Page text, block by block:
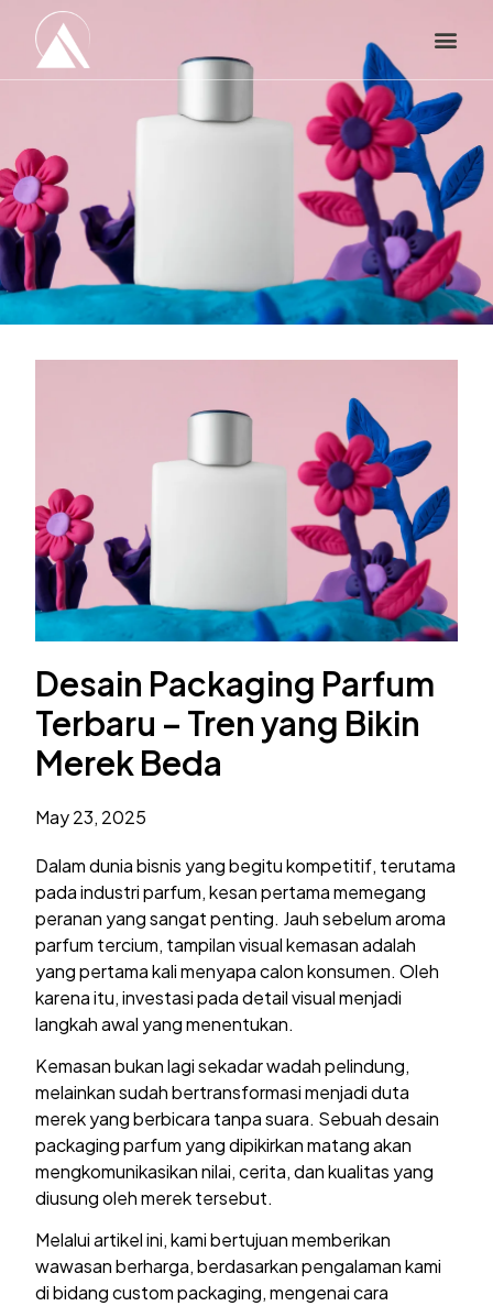
Desain Packaging Parfum
Terbaru – Tren yang Bikin
Merek Beda
May 23, 2025
Dalam dunia bisnis yang begitu kompetitif, terutama
pada industri parfum, kesan pertama memegang
peranan yang sangat penting. Jauh sebelum aroma
parfum tercium, tampilan visual kemasan adalah
yang pertama kali menyapa calon konsumen. Oleh
karena itu, investasi pada detail visual menjadi
langkah awal yang menentukan.
Kemasan bukan lagi sekadar wadah pelindung,
melainkan sudah bertransformasi menjadi duta
merek yang berbicara tanpa suara. Sebuah desain
packaging parfum yang dipikirkan matang akan
mengkomunikasikan nilai, cerita, dan kualitas yang
diusung oleh merek tersebut.
Melalui artikel ini, kami bertujuan memberikan
wawasan berharga, berdasarkan pengalaman kami
di bidang custom packaging, mengenai cara